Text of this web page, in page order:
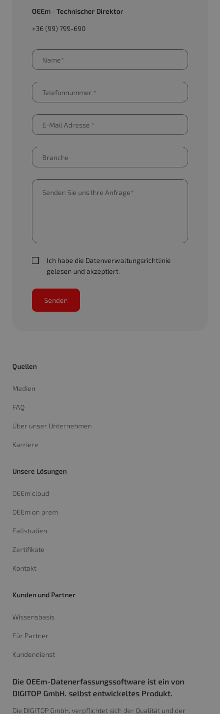
OEEm - Technischer Direktor
+36 (99) 799-690
Ich habe die Datenverwaltungsrichtlinie
gelesen und akzeptiert.
Senden
Die OEEm-Datenerfassungssoftware ist ein von
DIGITOP GmbH. selbst entwickeltes Produkt.
Die DIGITOP GmbH. verpflichtet sich der Qualität und der
Quellen
Medien
FAQ
Über unser Unternehmen
Karriere
Unsere Lösungen
OEEm cloud
OEEm on prem
Fallstudien
Zertifikate
Kontakt
Kunden und Partner
Wissensbasis
Für Partner
Kundendienst